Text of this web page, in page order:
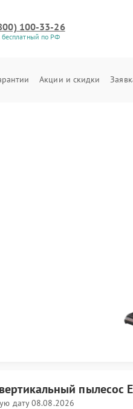
100-33-26
бесплатный по РФ
Акции и скидки
вертикальный пылесос
дату 08.08.2026